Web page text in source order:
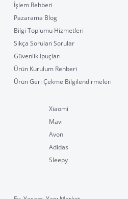
İşlem Rehberi
Pazarama Blog
Bilgi Toplumu Hizmetleri
Sıkça Sorulan Sorular
Güvenlik İpuçları
Ürün Kurulum Rehberi
Ürün Geri Çekme Bilgilendirmeleri
Xiaomi
Mavi
Avon
Adidas
Sleepy